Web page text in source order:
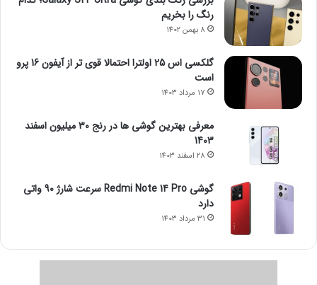
رنگ را بخریم
8 بهمن 1402
گلکسی اس 25 اولترا احتمالا قوی تر از آیفون 16 پرو
است
17 مرداد 1403
معرفی بهترین گوشی ها در رنج ۳۰ میلیون اسفند
1403
28 اسفند 1403
گوشی Redmi Note 14 Pro سرعت شارژ 90 واتی
دارد
31 مرداد 1403